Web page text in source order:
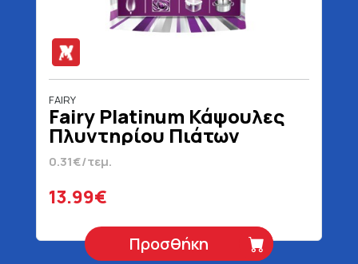
FAIRY
Fairy Platinum Κάψουλες
Πλυντηρίου Πιάτων
Miracle 45 Τεμάχια
0.31€/τεμ.
13.99€
Προσθήκη